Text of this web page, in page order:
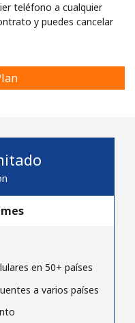
teléfono a cualquier
y puedes cancelar
en 50+ países
a varios países